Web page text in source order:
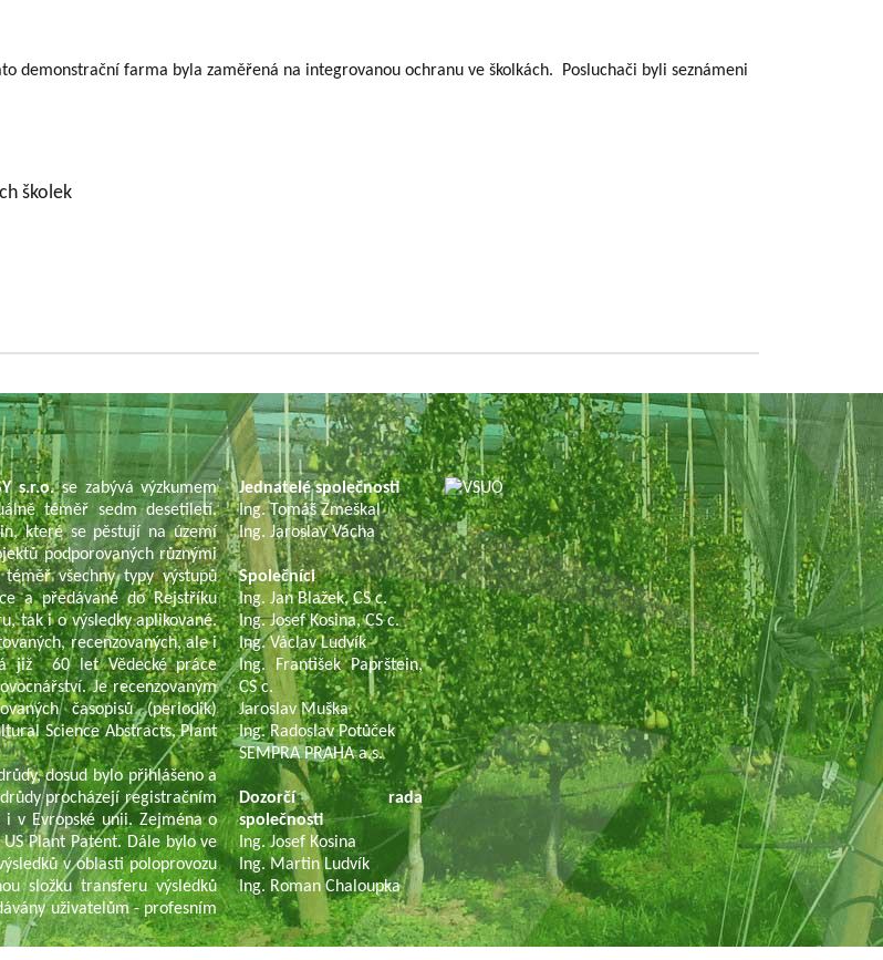
demonstrační farma byla zaměřená na integrovanou ochranu ve školkách. Posluchači byli seznámeni
školek
s.r.o.se zabývá výzkumem
téměř sedm desetiletí.
které se pěstují na území
podporovaných různými
všechny typy výstupů
a předávané do Rejstříku
tak i o výsledky aplikované.
recenzovaných, ale i
již 60 let Vědecké práce
Je recenzovaným
časopisů (periodik)
Science Abstracts, Plant
dosud bylo přihlášeno a
procházejí registračním
v Evropské unii. Zejména o
Plant Patent. Dále bylo ve
v oblasti poloprovozu
složku transferu výsledků
uživatelům - profesním
Jednatelé společnosti
Ing. Tomáš Zmeškal
Ing. Jaroslav Vácha
Společníci
Ing. Jan Blažek, CS c.
Ing. Josef Kosina, CS c.
Ing. Václav Ludvík
Ing. František Paprštein,
CS c.
Jaroslav Muška
Ing. Radoslav Potůček
SEMPRA PRAHA a.s.
Dozorčí rada
společnosti
Ing. Josef Kosina
Ing. Martin Ludvík
Ing. Roman Chaloupka